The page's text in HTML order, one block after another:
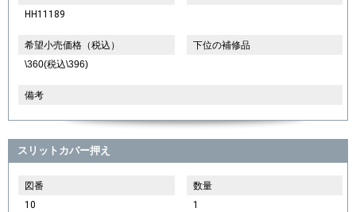
HH11189
希望小売価格（税込）
\360(税込\396)
下位の補修品
備考
スリットカバー押え
図番
10
数量
1